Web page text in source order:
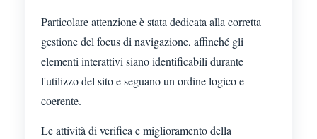
Particolare attenzione è stata dedicata alla corretta
gestione del focus di navigazione, affinché gli
elementi interattivi siano identificabili durante
l'utilizzo del sito e seguano un ordine logico e
coerente.
Le attività di verifica e miglioramento della